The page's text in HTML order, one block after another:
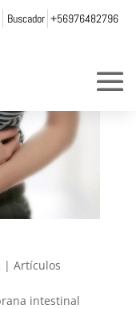
Buscador +56976482796
| Artículos
intestinal